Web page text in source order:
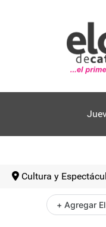
Cultura y
+ Agregar